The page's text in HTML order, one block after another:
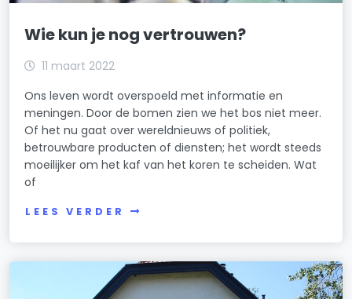
Wie kun je nog vertrouwen?
11 maart 2022
Ons leven wordt overspoeld met informatie en
meningen. Door de bomen zien we het bos niet meer.
Of het nu gaat over wereldnieuws of politiek,
betrouwbare producten of diensten; het wordt steeds
moeilijker om het kaf van het koren te scheiden. Wat
of
LEES VERDER